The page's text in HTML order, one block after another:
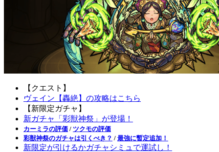
【クエスト】
ヴェイン【轟絶】の攻略はこちら
【新限定ガチャ】
新ガチャ「彩獣神祭」が登場！
カーミラの評価 / ツクモの評価
彩獣神祭のガチャは引くべき？ / 最強に暫定追加！
新限定が引けるかガチャシミュで運試し！